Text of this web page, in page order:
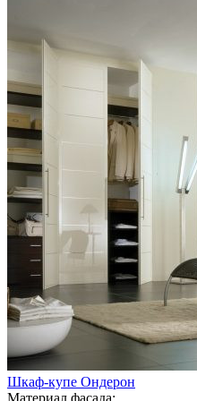
Шкаф-купе Ондерон
Материал фасада: